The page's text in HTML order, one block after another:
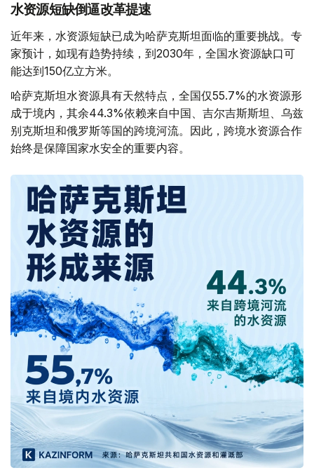
水资源短缺倒逼改革提速
近年来，水资源短缺已成为哈萨克斯坦面临的重要挑战。专
家预计，如现有趋势持续，到2030年，全国水资源缺口可
能达到150亿立方米。
哈萨克斯坦水资源具有天然特点，全国仅55.7%的水资源形
成于境内，其余44.3%依赖来自中国、吉尔吉斯斯坦、乌兹
别克斯坦和俄罗斯等国的跨境河流。因此，跨境水资源合作
始终是保障国家水安全的重要内容。